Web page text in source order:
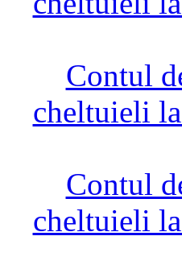
Contul
cheltuieli
Contul
cheltuieli